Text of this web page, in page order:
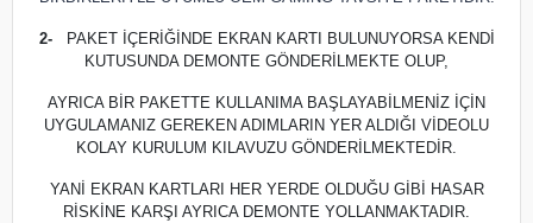
2-
PAKET İÇERİĞİNDE EKRAN KARTI BULUNUYORSA KENDİ
KUTUSUNDA DEMONTE GÖNDERİLMEKTE OLUP,
AYRICA BİR PAKETTE KULLANIMA BAŞLAYABİLMENİZ İÇİN
UYGULAMANIZ GEREKEN ADIMLARIN YER ALDIĞI VİDEOLU
KOLAY KURULUM KILAVUZU GÖNDERİLMEKTEDİR.
YANİ EKRAN KARTLARI HER YERDE OLDUĞU GİBİ HASAR
RİSKİNE KARŞI AYRICA DEMONTE YOLLANMAKTADIR.